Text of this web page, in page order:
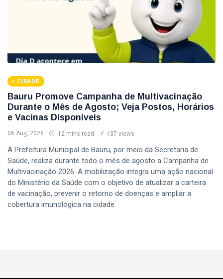
CIDADE
Bauru Promove Campanha de Multivacinação
Durante o Mês de Agosto; Veja Postos, Horários
e Vacinas Disponíveis
06 Aug, 2026 12 mins read 137 views
A Prefeitura Municipal de Bauru, por meio da Secretaria de
Saúde, realiza durante todo o mês de agosto a Campanha de
Multivacinação 2026. A mobilização integra uma ação nacional
do Ministério da Saúde com o objetivo de atualizar a carteira
de vacinação, prevenir o retorno de doenças e ampliar a
cobertura imunológica na cidade.